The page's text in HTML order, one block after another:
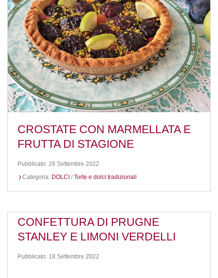
CROSTATE CON MARMELLATA E
FRUTTA DI STAGIONE
Pubblicato: 26 Settembre 2022
Categoria: DOLCI /Torte e dolci tradizionali
CONFETTURA DI PRUGNE
STANLEY E LIMONI VERDELLI
Pubblicato: 18 Settembre 2022